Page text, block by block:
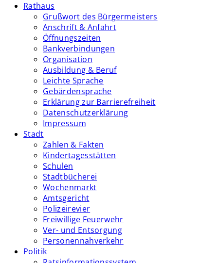
Rathaus
Grußwort des Bürgermeisters
Anschrift & Anfahrt
Öffnungszeiten
Bankverbindungen
Organisation
Ausbildung & Beruf
Leichte Sprache
Gebärdensprache
Erklärung zur Barrierefreiheit
Datenschutzerklärung
Impressum
Stadt
Zahlen & Fakten
Kindertagesstätten
Schulen
Stadtbücherei
Wochenmarkt
Amtsgericht
Polizeirevier
Freiwillige Feuerwehr
Ver- und Entsorgung
Personennahverkehr
Politik